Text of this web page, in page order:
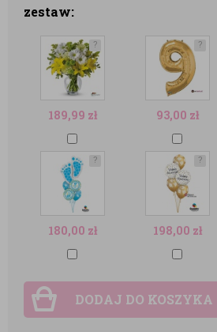
zestaw:
?
189,99 zł
?
180,00 zł
?
93,00 zł
?
198,00 zł
DODAJ DO KOSZYKA